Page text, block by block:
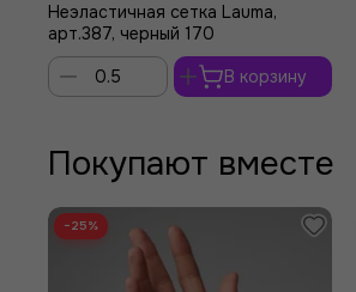
Неэластичная сетка Lauma,
арт.387, черный 170
В корзину
Покупают вместе
−25%